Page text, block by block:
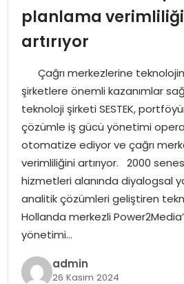
EĞITIM
EKONOMI
MAGAZIN
DÜNYA
OTOMOBIL
planlama
artırıyor
Çağrı merkezlerine
şirketlere önemli kazanımlar
teknoloji şirketi SESTEK,
çözümle iş gücü yönetimi
otomatize ediyor ve çağrı
verimliliğini artırıyor. 2000
hizmetleri alanında diyalogsal
analitik çözümleri geliştiren
Hollanda merkezli
yönetimi…
admin
26 Kasım 2024